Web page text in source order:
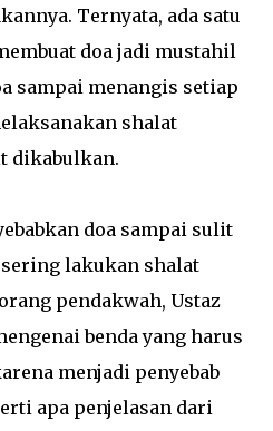
Ternyata, ada satu
doa jadi mustahil
sampai menangis setiap
shalat
dikabulkan.
doa sampai sulit
lakukan shalat
pendakwah, Ustaz
benda yang harus
menjadi penyebab
apa penjelasan dari